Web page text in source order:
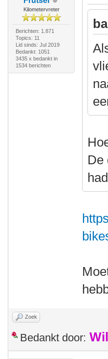
Kilometervreter
Berichten: 1.871
Topics: 11
Lid sinds: Jul 2019
Bedankt: 1051
3435 x bedankt in
1534 berichten
De
Zoek
Bedankt door: